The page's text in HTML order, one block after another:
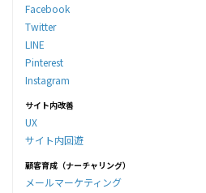
Facebook
Twitter
LINE
Pinterest
Instagram
サイト内改善
UX
サイト内回遊
顧客育成（ナーチャリング）
メールマーケティング